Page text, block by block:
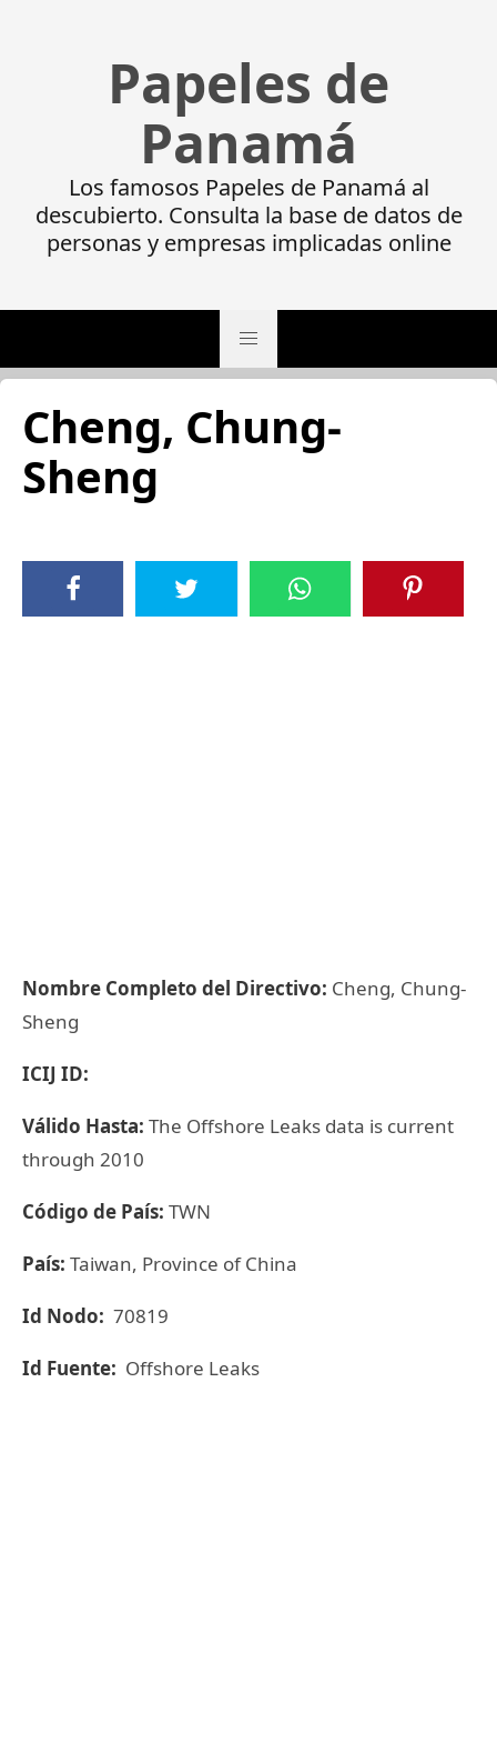
Papeles de
Panamá
Los famosos Papeles de Panamá al
descubierto. Consulta la base de datos de
personas y empresas implicadas online
Cheng, Chung-
Sheng
Nombre Completo del Directivo: Cheng, Chung-
Sheng
ICIJ ID:
Válido Hasta: The Offshore Leaks data is current
through 2010
Código de País: TWN
País: Taiwan, Province of China
Id Nodo: 70819
Id Fuente: Offshore Leaks